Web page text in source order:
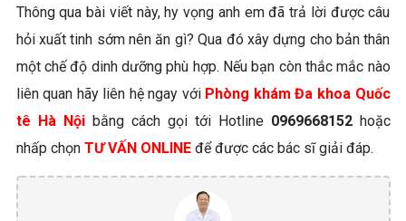
Thông qua bài viết này, hy vọng anh em đã trả lời được câu
hỏi xuất tinh sớm nên ăn gì? Qua đó xây dựng cho bản thân
một chế độ dinh dưỡng phù hợp. Nếu bạn còn thắc mắc nào
liên quan hãy liên hệ ngay với Phòng khám Đa khoa Quốc
tê Hà Nộibằng cách gọi tới Hotline0969668152hoặc
nhấp chọn TƯ VẤN ONLINEđể được các bác sĩ giải đáp.